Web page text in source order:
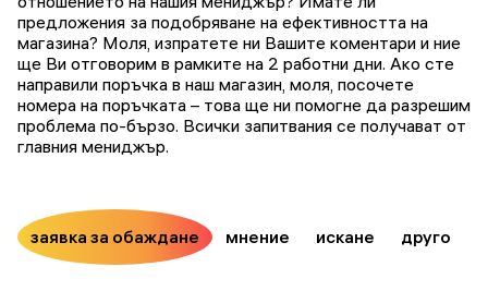
предложения за подобряване на ефективността на
магазина? Моля, изпратете ни Вашите коментари и ние
ще Ви отговорим в рамките на 2 работни дни. Ако сте
направили поръчка в наш магазин, моля, посочете
номера на поръчката – това ще ни помогне да разрешим
проблема по-бързо. Всички запитвания се получават от
главния мениджър.
заявка за обаждане мнение искане друго